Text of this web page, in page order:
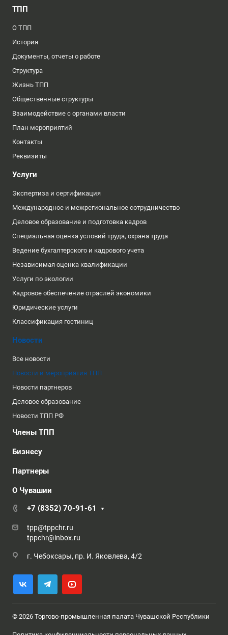
ТПП
О ТПП
История
Документы, отчеты о работе
Структура
Жизнь ТПП
Общественные структуры
Взаимодействие с органами власти
План мероприятий
Контакты
Реквизиты
Услуги
Экспертиза и сертификация
Международное и межрегиональное сотрудничество
Деловое образование и подготовка кадров
Специальная оценка условий труда, охрана труда
Ведение бухгалтерского и кадрового учета
Независимая оценка квалификации
Услуги по экологии
Кадровое обеспечение отраслей экономики
Юридические услуги
Классификация гостиниц
Новости
Все новости
Новости и мероприятия ТПП
Новости партнеров
Деловое образование
Новости ТПП РФ
Члены ТПП
Бизнесу
Партнеры
О Чувашии
+7 (8352) 70-91-61
tpp@tppchr.ru
tppchr@inbox.ru
г. Чебоксары, пр. И. Яковлева, 4/2
© 2026 Торгово-промышленная палата Чувашской Республики